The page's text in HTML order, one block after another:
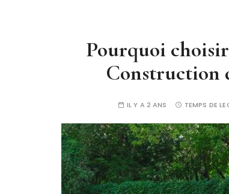
Pourquoi
Construction
IL Y A 2 ANS TEMPS DE